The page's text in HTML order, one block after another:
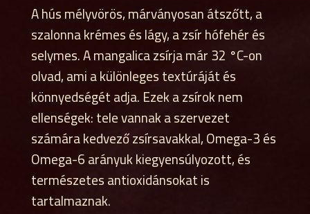
A hús mélyvörös, márványosan átszőtt, a
szalonna krémes és lágy, a zsír hófehér és
selymes. A mangalica zsírja már 32 °C-on
olvad, ami a különleges textúráját és
könnyedségét adja. Ezek a zsírok nem
ellenségek: tele vannak a szervezet
számára kedvező zsírsavakkal, Omega-3 és
Omega-6 arányuk kiegyensúlyozott, és
természetes antioxidánsokat is
tartalmaznak.